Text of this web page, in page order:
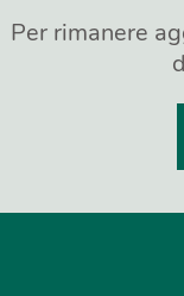
Per rimanere